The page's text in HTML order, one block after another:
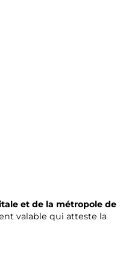
et de la métropole de
valable qui atteste la